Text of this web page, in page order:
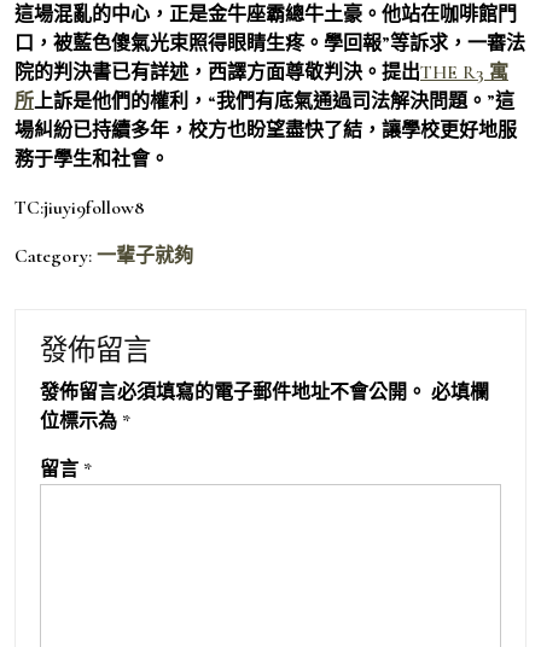
這場混亂的中心，正是金牛座霸總牛土豪。他站在咖啡館門
口，被藍色傻氣光束照得眼睛生疼。學回報”等訴求，一審法
院的判決書已有詳述，西譯方面尊敬判決。提出THE R3 寓
所上訴是他們的權利，“我們有底氣通過司法解決問題。”這
場糾紛已持續多年，校方也盼望盡快了結，讓學校更好地服
務于學生和社會。
TC:jiuyi9follow8
Category: 一輩子就夠
發佈留言
發佈留言必須填寫的電子郵件地址不會公開。 必填欄
位標示為 *
留言 *